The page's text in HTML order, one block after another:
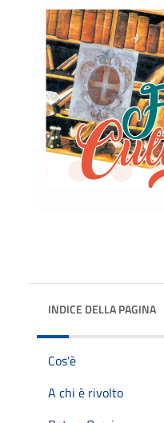
INDICE DELLA PAGINA
Cos'è
A chi è rivolto